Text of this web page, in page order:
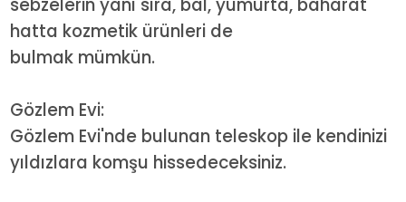
sebzelerin yanı sıra, bal, yumurta, baharat
hatta kozmetik ürünleri de
bulmak mümkün.
Gözlem Evi:
Gözlem Evi'nde bulunan teleskop ile kendinizi
yıldızlara komşu hissedeceksiniz.